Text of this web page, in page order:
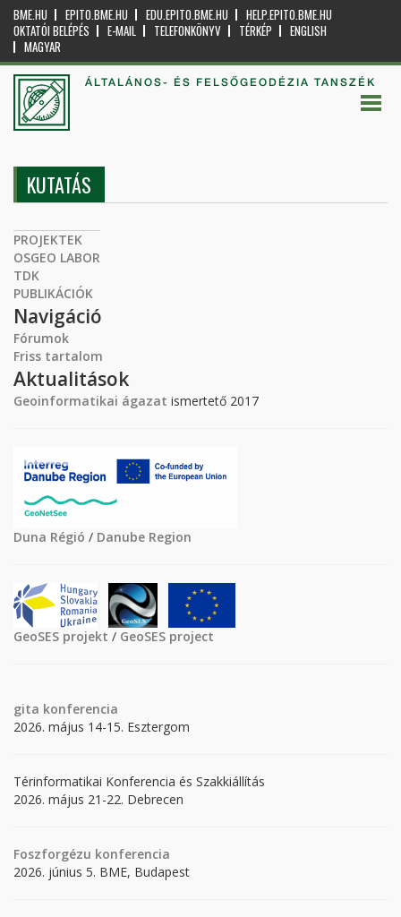
BME.HU EPITO.BME.HU EDU.EPITO.BME.HU
HELP.EPITO.BME.HU
OKTATÓI BELÉPÉS
E-MAIL TELEFONKÖNYV TÉRKÉP
ENGLISH
MAGYAR
ÁLTALÁNOS- ÉS FELSŐGEODÉZIA TANSZÉK
KUTATÁS
PROJEKTEK
OSGEO LABOR
TDK
PUBLIKÁCIÓK
Navigáció
Fórumok
Friss tartalom
Aktualitások
Geoinformatikai ágazat ismertető 2017
Duna Régió / Danube Region
GeoSES projekt / GeoSES project
gita konferencia
2026. május 14-15. Esztergom
Térinformatikai Konferencia és Szakkiállítás
2026. május 21-22. Debrecen
Foszforgézu konferencia
2026. június 5. BME, Budapest